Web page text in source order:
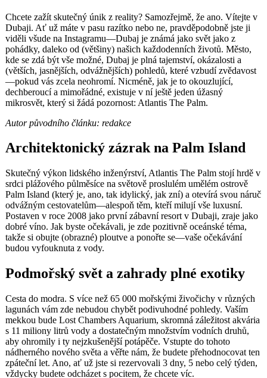
Chcete zažít skutečný únik z reality? Samozřejmě, že ano. Vítejte v
Dubaji. Ať už máte v pasu razítko nebo ne, pravděpodobně jste ji
viděli všude na Instagramu—Dubaj je známá jako svět jako z
pohádky, daleko od (většiny) našich každodenních životů. Město,
kde se zdá být vše možné, Dubaj je plná tajemství, okázalosti a
(větších, jasnějších, odvážnějších) pohledů, které vzbudí zvědavost
—pokud vás zcela neohromí. Nicméně, jak je to okouzlující,
dechberoucí a mimořádné, existuje v ní ještě jeden úžasný
mikrosvět, který si žádá pozornost: Atlantis The Palm.
Autor původního článku: redakce
Architektonický zázrak na Palm Island
Skutečný výkon lidského inženýrství, Atlantis The Palm stojí hrdě v
srdci plážového půlměsíce na světově proslulém umělém ostrově
Palm Island (který je, ano, tak idylický, jak zní) a otevírá svou náruč
odvážným cestovatelům—alespoň těm, kteří milují vše luxusní.
Postaven v roce 2008 jako první zábavní resort v Dubaji, zraje jako
dobré víno. Jak byste očekávali, je zde pozitivně oceánské téma,
takže si obujte (obrazné) ploutve a ponořte se—vaše očekávání
budou vyfouknuta z vody.
Podmořský svět a zahrady plné exotiky
Cesta do modra. S více než 65 000 mořskými živočichy v různých
lagunách vám zde nebudou chybět podivuhodné pohledy. Vaším
mekkou bude Lost Chambers Aquarium, skromná záležitost akvária
s 11 miliony litrů vody a dostatečným množstvím vodních druhů,
aby ohromily i ty nejzkušenější potápěče. Vstupte do tohoto
nádherného nového světa a věřte nám, že budete přehodnocovat ten
zpáteční let. Ano, ať už jste si rezervovali 3 dny, 5 nebo celý týden,
vždycky budete odcházet s pocitem, že chcete víc.